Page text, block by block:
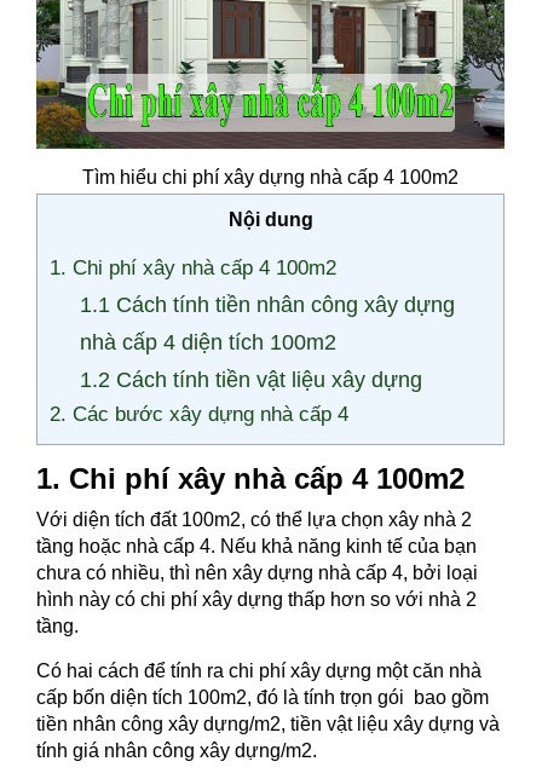
Tìm hiểu chi phí xây dựng nhà cấp 4 100m2
Nội dung
1. Chi phí xây nhà cấp 4 100m2
1.1 Cách tính tiền nhân công xây dựng
nhà cấp 4 diện tích 100m2
1.2 Cách tính tiền vật liệu xây dựng
2. Các bước xây dựng nhà cấp 4
1. Chi phí xây nhà cấp 4 100m2
Với diện tích đất 100m2, có thể lựa chọn xây nhà 2
tầng hoặc nhà cấp 4. Nếu khả năng kinh tế của bạn
chưa có nhiều, thì nên xây dựng nhà cấp 4, bởi loại
hình này có chi phí xây dựng thấp hơn so với nhà 2
tầng.
Có hai cách để tính ra chi phí xây dựng một căn nhà
cấp bốn diện tích 100m2, đó là tính trọn gói bao gồm
tiền nhân công xây dựng/m2, tiền vật liệu xây dựng và
tính giá nhân công xây dựng/m2.